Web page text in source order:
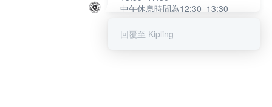
中午休息時間為12:30–13:30
提醒您：系統會自動已讀訊息，如
回覆至 Kipling